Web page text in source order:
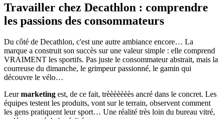
Travailler chez Decathlon : comprendre
les passions des consommateurs
Du côté de Decathlon, c'est une autre ambiance encore… La
marque a construit son succès sur une valeur simple : elle comprend
VRAIMENT les sportifs. Pas juste le consommateur abstrait, mais la
courreuse du dimanche, le grimpeur passionné, le gamin qui
découvre le vélo…
Leurmarketing est, de ce fait, trèèèèèèès ancré dans le concret. Les
équipes testent les produits, vont sur le terrain, observent comment
les gens pratiquent leur sport… Une réalité très loin du bureau vitré,